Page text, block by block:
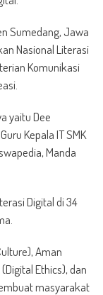
Sumedang, Jawa
Nasional Literasi
Komunikasi
yaitu Dee
Kepala IT SMK
Manda
Digital di 34
Aman
Ethics), dan
masyarakat